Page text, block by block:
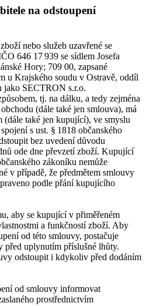
na odstoupení
nebo služeb uzavřené se
646 17 939 se sídlem Josefa
Hory; 709 00, zapsané
u Krajského soudu v Ostravě, oddíl
jako SECTRON s.r.o.
tj. na dálku, a tedy zejména
(dále také jen smlouva), má
také jen kupující), ve smyslu
s ust. § 1818 občanského
bez uvedení důvodu
ode dne převzetí zboží. Kupující
zákoníku nemůže
v případě, že předmětem smlouvy
podle přání kupujícího
aby se kupující v přiměřeném
a funkčností zboží. Aby
od této smlouvy, postačuje
před uplynutím příslušné lhůty.
odstoupit i kdykoliv před dodáním
od smlouvy informovat
prostřednictvím